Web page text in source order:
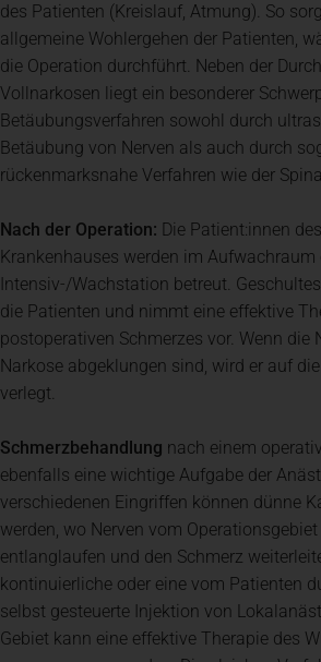
des Patienten (Kreislauf, Atmung). So
allgemeine Wohlergehen der Patienten,
die Operation durchführt. Neben der
Vollnarkosen liegt ein besonderer
Betäubungsverfahren sowohl durch
Betäubung von Nerven als auch durch
rückenmarksnahe Verfahren wie der
Nach der Operation: Die Patient:innen
Krankenhauses werden im Aufwachraum
Intensiv-/Wachstation betreut.
die Patienten und nimmt eine effektive
postoperativen Schmerzes vor. Wenn die
Narkose abgeklungen sind, wird er auf
verlegt.
Schmerzbehandlung nach einem
ebenfalls eine wichtige Aufgabe der
verschiedenen Eingriffen können dünne
werden, wo Nerven vom
entlanglaufen und den Schmerz
kontinuierliche oder eine vom Patienten
selbst gesteuerte Injektion von
Gebiet kann eine effektive Therapie des